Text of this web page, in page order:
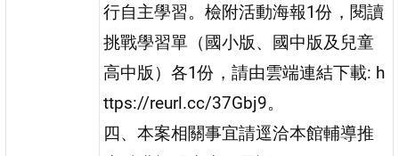
行自主學習。檢附活動海報1份，閱讀
挑戰學習單（國小版、國中版及兒童
高中版）各1份，請由雲端連結下載: h
ttps://reurl.cc/37Gbj9。
四、本案相關事宜請逕洽本館輔導推